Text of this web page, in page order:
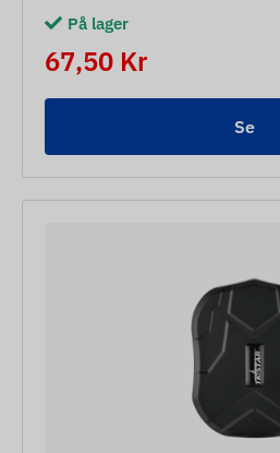
På lager
67,50 Kr
Se